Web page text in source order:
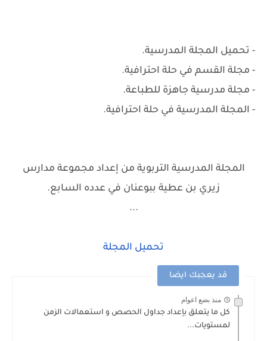
- تحميل المجلة المدرسية.
- مجلة القسم في حلة احترافية.
- مجلة مدرسية جاهزة للطباعة.
- المجلة المدرسية في حلة احترافية.
المجلة المدرسية التربوية من إعداد مجموعة مدارس
زيري بن عطية ببوعنان في عدده السابع.
...
تحميل المجلة
قد يعجبك ايضا
منذ بضع اعوام
كل ما يتعلق بإعداد جداول الحصص و استعمالات الزمن
لمستويات...